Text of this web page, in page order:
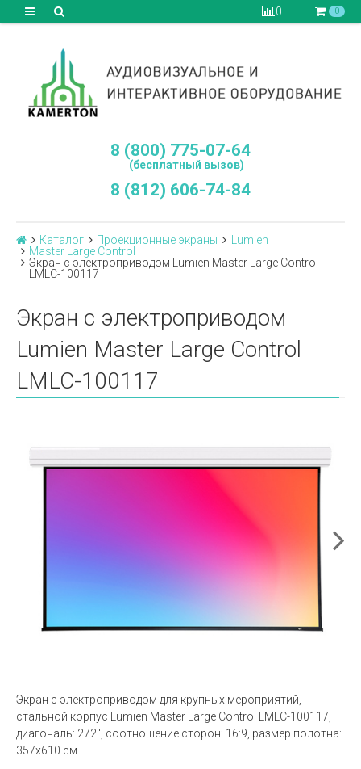
0 0
8 (800) 775-07-64
(бесплатный вызов)
8 (812) 606-74-84
Каталог Проекционные экраны
Lumien
Master Large Control
Экран с электроприводом Lumien Master Large Control
LMLC-100117
Экран с электроприводом
Lumien Master Large Control
LMLC-100117
Экран с электроприводом для крупных мероприятий,
стальной корпус Lumien Master Large Control LMLC-100117,
диагональ: 272'', соотношение сторон: 16:9, размер полотна:
357х610 см.